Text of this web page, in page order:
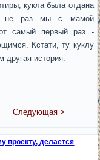
кукла была отдана
не раз мы с мамой
самый первый раз -
Кстати, ту куклу
другая история.
Следующая >
проекту, делается